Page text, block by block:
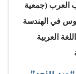
الكتاب العرب (جمعية
في الهندسة
العربية